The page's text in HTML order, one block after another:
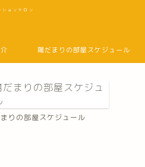
陽だまりの部屋スケジュール
りの部屋スケジュール